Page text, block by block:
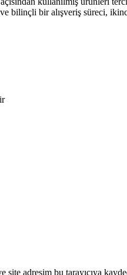
bilinçli bir alışveriş süreci,
site adresim bu tarayıcıya